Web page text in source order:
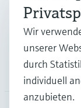
Support
Unternehmen
Wir
unserer
durch
individuell
anzubieten.